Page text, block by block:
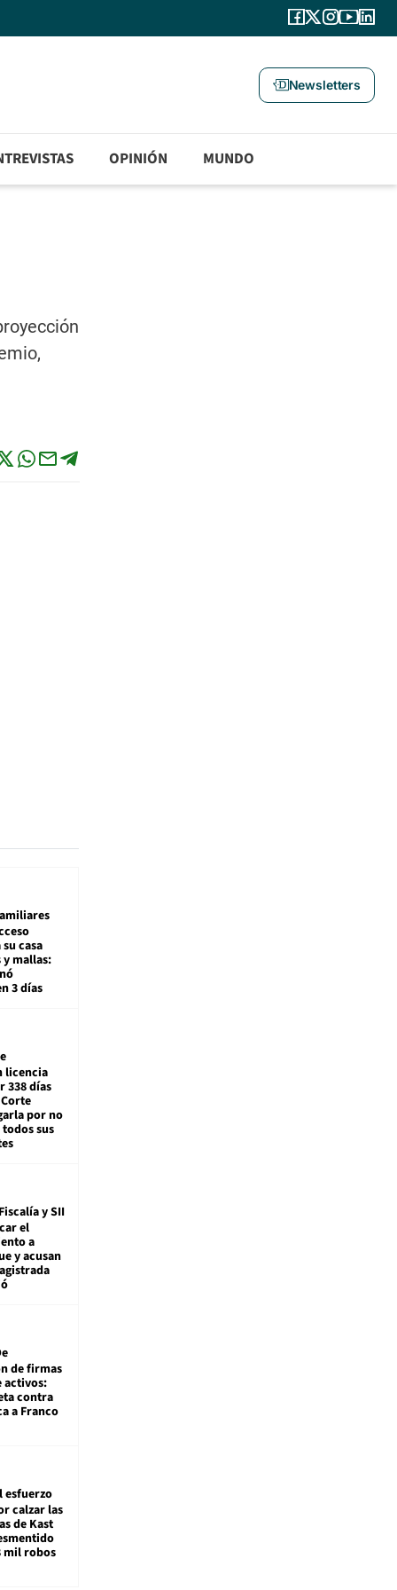
Newsletters
OPINIÓN MUNDO
casa
mallas:
3 días
licencia
338 días
por no
sus
Fiscalía y SII
el
a
y acusan
de firmas
activos:
contra
a Franco
esfuerzo
calzar las
de Kast
mil robos